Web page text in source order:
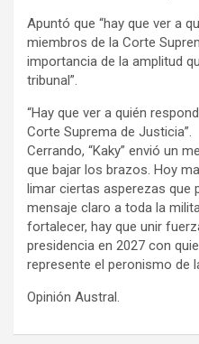
Apuntó que “hay que ver a
miembros de la Corte
importancia de la amplitud
tribunal”.
“Hay que ver a quién
Corte Suprema de Justicia”.
Cerrando, “Kaky” envió un
que bajar los brazos. Hoy
limar ciertas asperezas que
mensaje claro a toda la
fortalecer, hay que unir
presidencia en 2027 con
represente el peronismo de
Opinión Austral.